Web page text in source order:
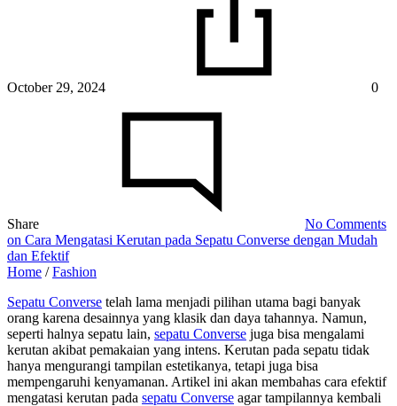
October 29, 2024 0
Share
No Comments
on Cara Mengatasi Kerutan pada Sepatu Converse dengan Mudah
dan Efektif
Home /Fashion
Sepatu Converse telah lama menjadi pilihan utama bagi banyak
orang karena desainnya yang klasik dan daya tahannya. Namun,
seperti halnya sepatu lain, sepatu Converse juga bisa mengalami
kerutan akibat pemakaian yang intens. Kerutan pada sepatu tidak
hanya mengurangi tampilan estetikanya, tetapi juga bisa
mempengaruhi kenyamanan. Artikel ini akan membahas cara efektif
mengatasi kerutan pada sepatu Converse agar tampilannya kembali